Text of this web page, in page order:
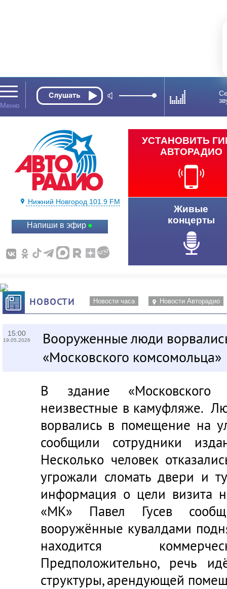
Нижний Новгород 101.9 FM
Напиши в эфир
УСТАНОВИТЬ
АВТОРАДИО
Живые
концерты
НОВОСТИ Новости часа Новости Авторадио
15:00
19.05.2026
Вооруженные люди
«Московского комсомольца»
В здание «Московского
неизвестные в камуфляже.
ворвались в помещение на
сообщили сотрудники
Несколько человек
угрожали сломать двери и
информация о цели визита
«МК» Павел Гусев
вооружённые кувалдами
находится
Предположительно, речь
структуры, арендующей